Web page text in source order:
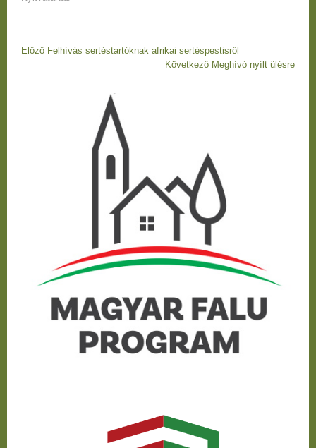
Bejegyzés
Előző Előző
Felhívás sertéstartóknak afrikai sertéspestisről
Következő Következő
Meghívó nyílt ülésre